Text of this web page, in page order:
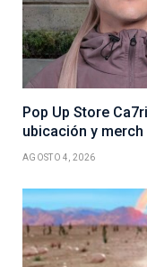
Pop Up Store
ubicación y
AGOSTO 4, 2026